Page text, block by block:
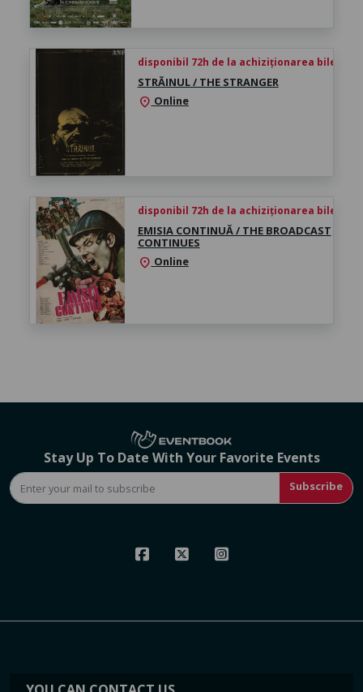
disponibil 72h de la achiziționarea biletului
STRĂINUL / THE STRANGER
location_on Online
disponibil 72h de la achiziționarea biletului
EMISIA CONTINUĂ / THE BROADCAST
CONTINUES
location_on Online
Stay Up To Date With Your Favorite Events
Subscribe